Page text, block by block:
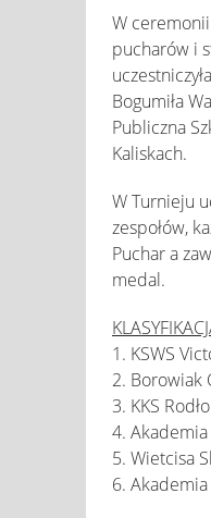
W
pucharów i
Bogumiła
Publiczna
Kaliskach.
W Turnieju
zespołów,
Puchar a
medal.
1. KSWS
2. Borowiak
3. KKS
4. Akademia
5. Wietcisa
6. Akademia